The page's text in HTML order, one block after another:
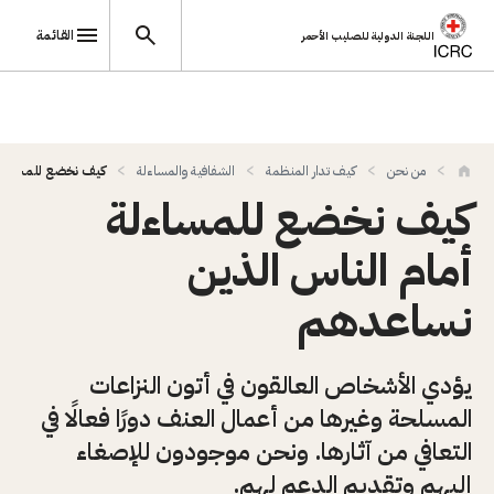
تجاوز إلى المحتوى الرئيسي
اللجنة الدولية للصليب الأحمر القائمة
من نحن كيف تدار المنظمة الشفافية والمساءلة كيف نخضع
كيف نخضع للمساءلة
أمام الناس الذين
نساعدهم
يؤدي الأشخاص العالقون في أتون النزاعات
المسلحة وغيرها من أعمال العنف دورًا فعالًا في
التعافي من آثارها. ونحن موجودون للإصغاء
إليهم وتقديم الدعم لهم.